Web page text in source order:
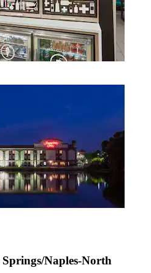
Naples-North